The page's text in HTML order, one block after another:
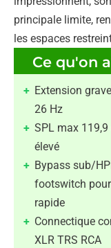
principale limite,
les espaces
Ce qu'on
Extension
26 Hz
SPL max 119,9
élevé
Bypass sub/
footswitch
rapide
Connectique
XLR TRS RCA